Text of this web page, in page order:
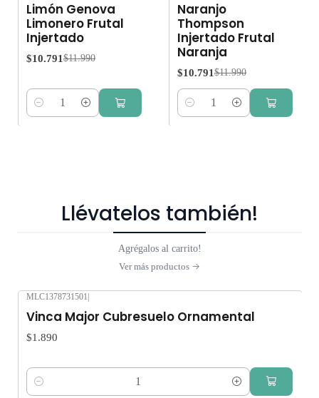
Limón Genova
Limonero Frutal
Injertado
$10.791 $11.990
Cantidad
Naranjo
Thompson
Injertado Frutal
Naranja
$10.791 $11.990
Cantidad
Llévatelos también!
Agrégalos al carrito!
Ver más productos
MLC1378731501
Vinca Major Cubresuelo Ornamental
$1.890
Cantidad